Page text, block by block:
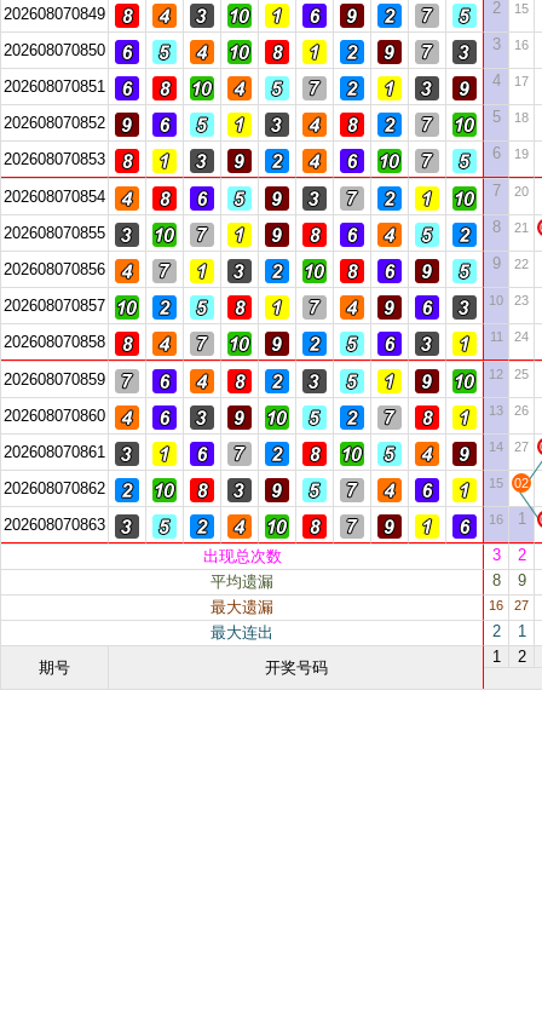
202608070849 2 15
202608070850 3 16
202608070851 4 17
202608070852 5 18
202608070853 6 19
202608070854 7 20
202608070855 8 21
202608070856 9 22
202608070857 10 23
202608070858 11 24
202608070859 12 25
202608070860 13 26
202608070861 14 27
202608070862 15 02
202608070863 16 1
出现总次数 3
2
平均遗漏
8
9
最大遗漏
16 27
最大连出 2
1
期号
开奖号码
1 2